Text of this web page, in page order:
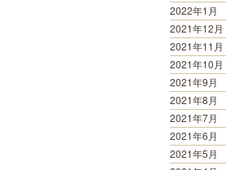
2022年1月
2021年12月
2021年11月
2021年10月
2021年9月
2021年8月
2021年7月
2021年6月
2021年5月